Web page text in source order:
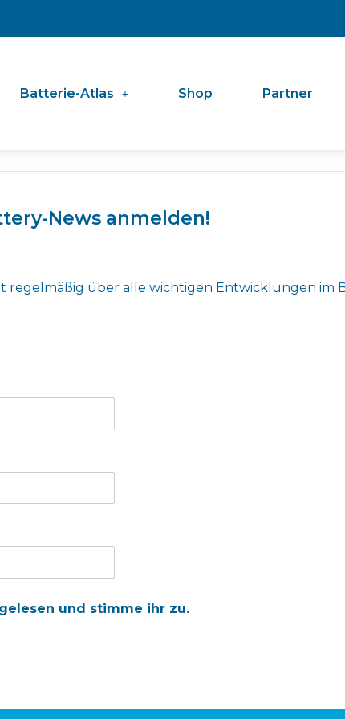
Batterie-Atlas Shop Partner
News anmelden!
regelmäßig über alle wichtigen Entwicklungen im
gelesen und stimme ihr zu.